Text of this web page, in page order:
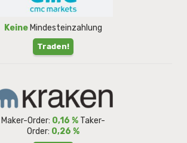
Keine Mindesteinzahlung
Traden!
Maker-Order: 0,16 % Taker-
Order: 0,26 %